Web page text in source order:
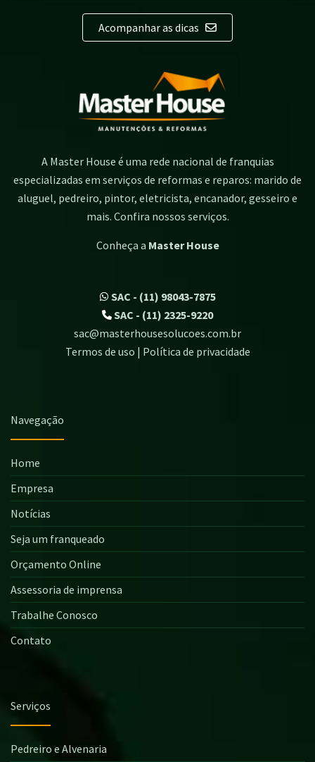
Acompanhar as dicas
A Master House é uma rede nacional de franquias
especializadas em serviços de reformas e reparos: marido de
aluguel, pedreiro, pintor, eletricista, encanador, gesseiro e
mais. Confira nossos serviços.
Conheça a Master House
SAC - (11) 98043-7875
SAC - (11) 2325-9220
sac@masterhousesolucoes.com.br
Termos de uso | Política de privacidade
Navegação
Home
Empresa
Notícias
Seja um franqueado
Orçamento Online
Assessoria de imprensa
Trabalhe Conosco
Contato
Serviços
Pedreiro e Alvenaria